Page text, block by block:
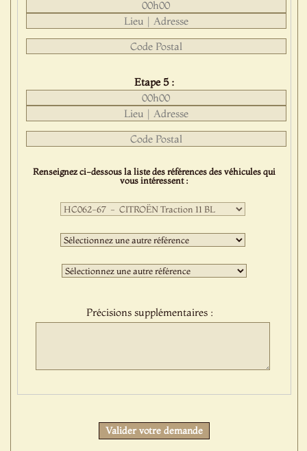
Etape 5 :
Renseignez ci-dessous la liste des références des véhicules qui
vous intéressent :
Première
sélection
:Deuxième
sélection
:Troisième
sélection
Précisions supplémentaires :
Valider votre demande